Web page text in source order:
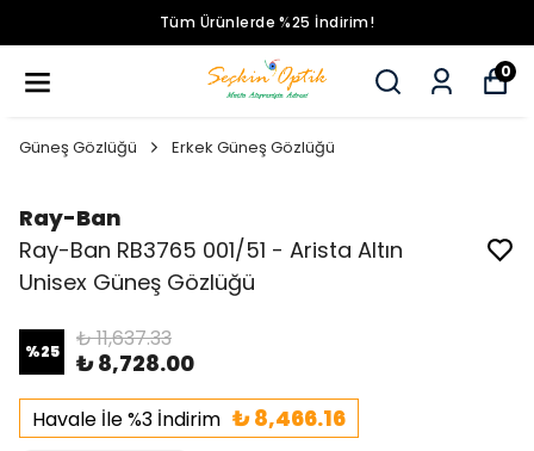
Tüm Ürünlerde %25 İndirim!
0
Güneş Gözlüğü Erkek Güneş Gözlüğü
Ray-Ban
Ray-Ban RB3765 001/51 - Arista Altın
Unisex Güneş Gözlüğü
%25 ₺ 11,637.33
₺ 8,728.00
Havale İle %3 İndirim ₺ 8,466.16